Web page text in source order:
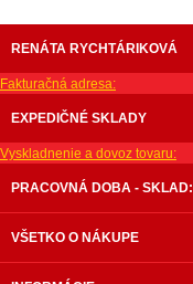
RENÁTA RYCHTÁRIKOVÁ
Fakturačná adresa:
EXPEDIČNÉ SKLADY
Vyskladnenie a dovoz tovaru:
PRACOVNÁ DOBA - SKLAD:
VŠETKO O NÁKUPE